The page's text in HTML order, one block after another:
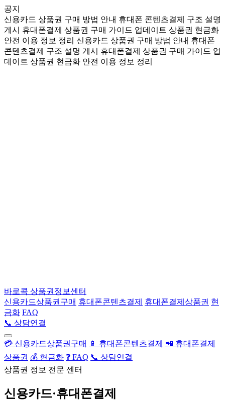
공지
신용카드 상품권 구매 방법 안내 휴대폰 콘텐츠결제 구조 설명
게시
휴대폰결제 상품권 구매 가이드 업데이트 상품권 현금화
안전 이용 정보 정리 신용카드 상품권 구매 방법 안내 휴대폰
콘텐츠결제 구조 설명 게시
휴대폰결제 상품권 구매 가이드 업
데이트 상품권 현금화 안전 이용 정보 정리
바로콕 상품권정보센터
신용카드상품권구매 휴대폰콘텐츠결제 휴대폰결제상품권 현
금화 FAQ
📞 상담연결
💳 신용카드상품권구매 📱 휴대폰콘텐츠결제 📲 휴대폰결제
상품권 💰 현금화 ❓ FAQ 📞 상담연결
상품권 정보 전문 센터
신용카드·휴대폰결제